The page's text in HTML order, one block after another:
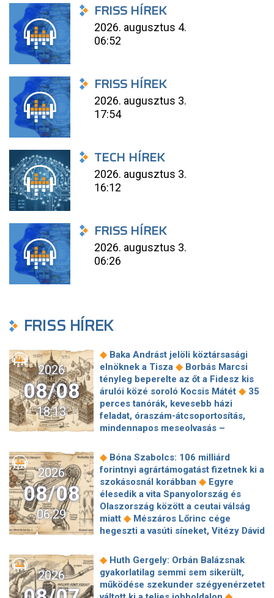
FRISS HÍREK
2026. augusztus 4.
06:52
FRISS HÍREK
2026. augusztus 3.
17:54
TECH HÍREK
2026. augusztus 3.
16:12
FRISS HÍREK
2026. augusztus 3.
06:26
FRISS HÍREK
2026
08/08
18:13
◆ Baka Andrást jelöli köztársasági
elnöknek a Tisza ◆ Borbás Marcsi
tényleg beperelte az őt a Fidesz kis
árulói közé soroló Kocsis Mátét ◆ 35
perces tanórák, kevesebb házi
feladat, óraszám-átcsoportosítás,
mindennapos meseolvasás –
tagozatos javaslatcsomagja
Lemond és az egyetemről is távozik
az Ádám Zoltánt kirúgó corvinusos
rektorhelyettes
Katasztrófavédelem: Ez már nekünk is
sok! És sajnos nem látjuk a végét
◆
Nem fizeti vissza a vételárat a zuglói
kormányzati negyed
szélerőmű-gyűlölete: egymilliárd
dollárt fizetnek egy német cégnek,
hogy leállítsa az amerikai projektjeit◆
2026
08/08
06:29
◆ Bóna Szabolcs: 106 milliárd
forintnyi agrártámogatást fizetnek ki a
szokásosnál korábban ◆ Egyre
élesedik a vita Spanyolország és
Olaszország között a ceutai válság
miatt ◆ Mészáros Lőrinc cége
hegeszti a vasúti síneket, Vitézy Dávid
tesz a Bosnyák téri irodakomplexum
beruházója, ha az állam felmondja a
szerződésüket
Megérkezett
Magyar Péter bejelentése: így költik
2026
◆ Huth Gergely: Orbán Balázsnak
gyakorlatilag semmi sem sikerült,
működése szekunder szégyenérzetet